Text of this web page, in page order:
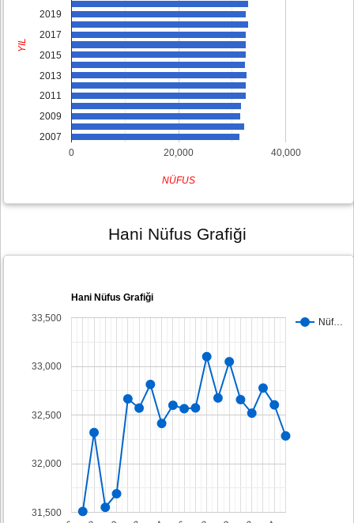
0 20,000 40,000
2019
2017
2015
2013
2011
2009
2007
NÜFUS
YIL
Hani Nüfus Grafiği
Hani Nüfus Grafiği
Nüf…
31,500
32,000
32,500
33,000
33,500